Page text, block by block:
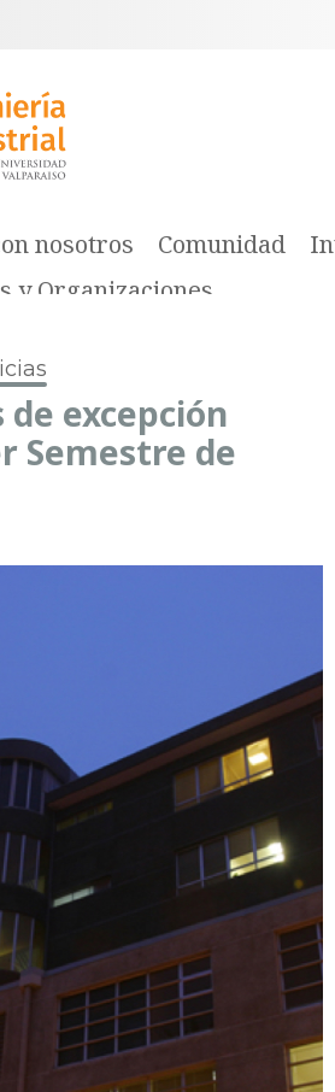
nosotros Comunidad
y Organizaciones
excepción
Semestre de